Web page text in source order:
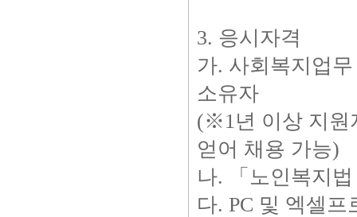
3. 응시자격
가. 사회복지업
소유자
(※1년 이상 지원
얻어 채용 가능)
나. 「노인복지
다. PC 및 엑셀